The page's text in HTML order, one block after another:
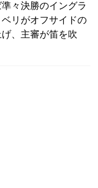
々決勝のイングラ
リがオフサイドの
、主審が笛を吹